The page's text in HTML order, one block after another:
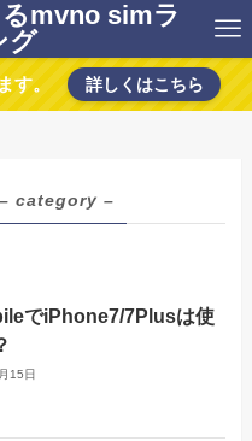
mvno simラ
グ
す。 詳しくはこちら
– category –
でiPhone7/7Plusは使
15日